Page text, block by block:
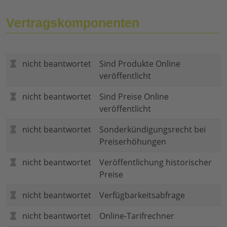
Vertragskomponenten
nicht beantwortet
Sind Produkte Online
veröffentlicht
nicht beantwortet
Sind Preise Online
veröffentlicht
nicht beantwortet
Sonderkündigungsrecht bei
Preiserhöhungen
nicht beantwortet
Veröffentlichung historischer
Preise
nicht beantwortet
Verfügbarkeitsabfrage
nicht beantwortet
Online-Tarifrechner